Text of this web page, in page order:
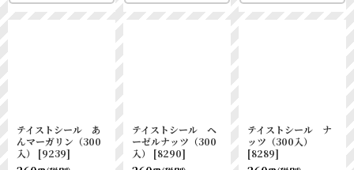
テイストシール あ
んマーガリン（300
入）
[9239]
テイストシール ヘ
ーゼルナッツ（300
入）
[8290]
テイストシール ナ
ッツ（300入）
[8289]